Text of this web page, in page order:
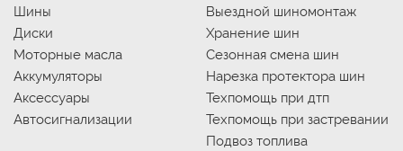
Шины
Диски
Моторные масла
Аккумуляторы
Аксессуары
Автосигнализации
Выездной шиномонтаж
Хранение шин
Сезонная смена шин
Нарезка протектора шин
Техпомощь при дтп
Техпомощь при застревании
Подвоз топлива